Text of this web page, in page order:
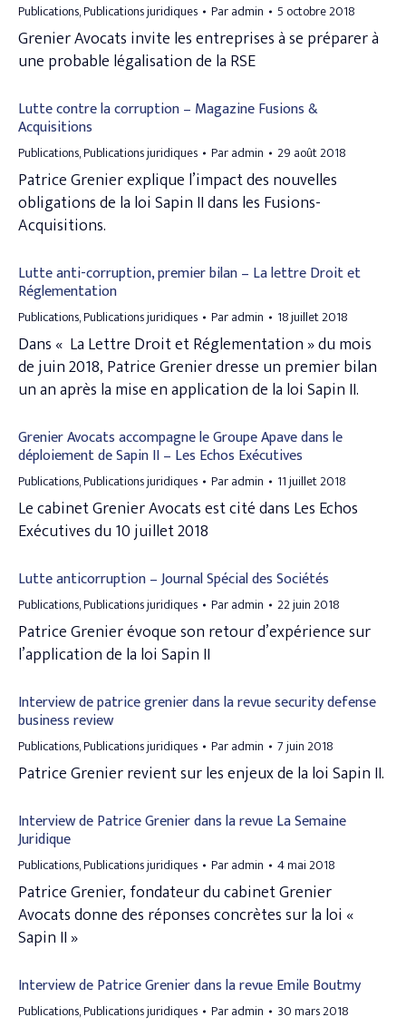
Publications,Publications juridiques Paradmin 5 octobre 2018
Grenier Avocats invite les entreprises à se préparer à
une probable légalisation de la RSE
Lutte contre la corruption – Magazine Fusions &
Acquisitions
Publications,Publications juridiques Paradmin 29 août 2018
Patrice Grenier explique l’impact des nouvelles
obligations de la loi Sapin II dans les Fusions-
Acquisitions.
Lutte anti-corruption, premier bilan – La lettre Droit et
Réglementation
Publications,Publications juridiques Paradmin 18 juillet 2018
Dans « La Lettre Droit et Réglementation » du mois
de juin 2018, Patrice Grenier dresse un premier bilan
un an après la mise en application de la loi Sapin II.
Grenier Avocats accompagne le Groupe Apave dans le
déploiement de Sapin II – Les Echos Exécutives
Publications,Publications juridiques Paradmin 11 juillet 2018
Le cabinet Grenier Avocats est cité dans Les Echos
Exécutives du 10 juillet 2018
Lutte anticorruption – Journal Spécial des Sociétés
Publications,Publications juridiques Paradmin 22 juin 2018
Patrice Grenier évoque son retour d’expérience sur
l’application de la loi Sapin II
Interview de patrice grenier dans la revue security defense
business review
Publications,Publications juridiques Paradmin 7 juin 2018
Patrice Grenier revient sur les enjeux de la loi Sapin II.
Interview de Patrice Grenier dans la revue La Semaine
Juridique
Publications,Publications juridiques Paradmin 4 mai 2018
Patrice Grenier, fondateur du cabinet Grenier
Avocats donne des réponses concrètes sur la loi «
Sapin II »
Interview de Patrice Grenier dans la revue Emile Boutmy
Publications,Publications juridiques Paradmin 30 mars 2018